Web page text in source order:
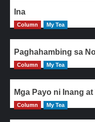
Ina
Column My Tea
Paghahambing sa
Column My Tea
Mga Payo ni Inang at
Column My Tea